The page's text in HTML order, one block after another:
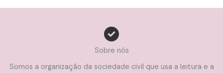
Sobre nós
Somos a organização da sociedade civil que usa a leitura e a